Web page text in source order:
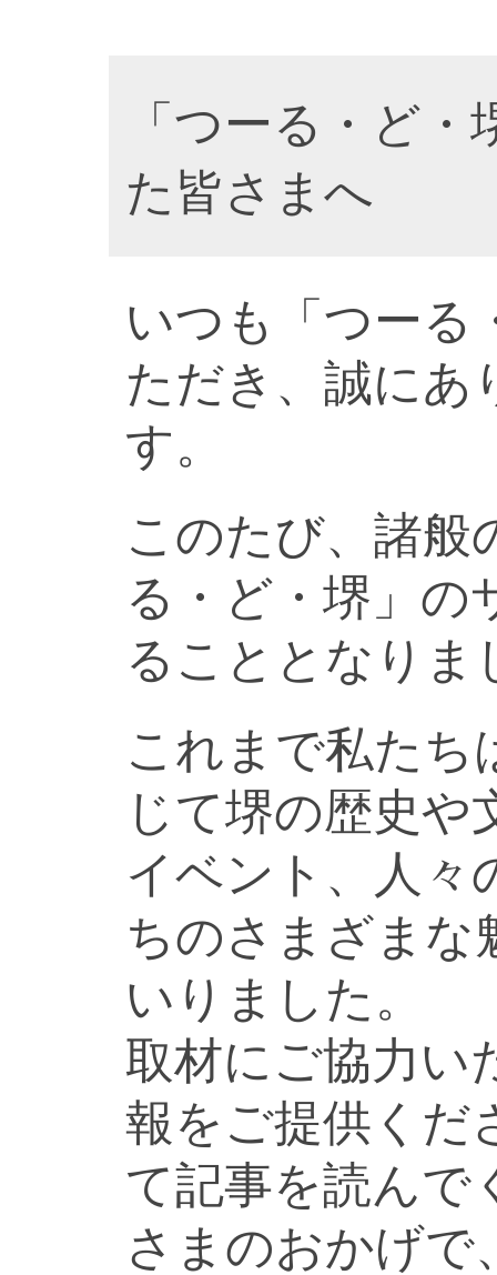
「つーる・ど
た皆さまへ
いつも「つーる
ただき、誠にあ
す。
このたび、諸般
る・ど・堺」の
ることとなりま
これまで私たち
じて堺の歴史や
イベント、人々
ちのさまざまな
いりました。
取材にご協力い
報をご提供くだ
て記事を読んで
さまのおかげで